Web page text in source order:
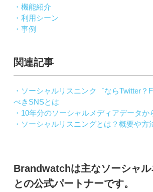
・機能紹介
・利用シーン
・事例
関連記事
・ソーシャルリスニンク゛ならTwitter？
べきSNSとは
・10年分のソーシャルメディアデータか
・ソーシャルリスニングとは？概要や方
Brandwatchは主なソーシャル
との公式パートナーです。